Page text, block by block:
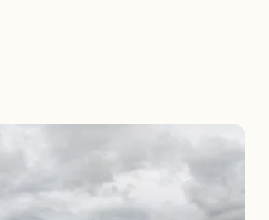
Fundation wurde in
und die Baugrube